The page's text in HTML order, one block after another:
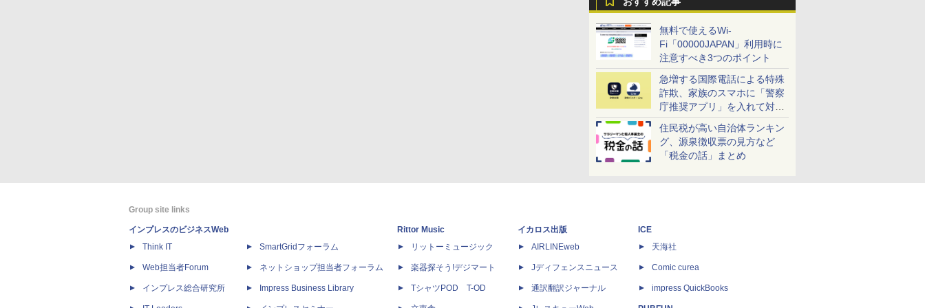
無料で使えるWi-
Fi「00000JAPAN」利用時に
注意すべき3つのポイント
急増する国際電話による特殊
詐欺、家族のスマホに「警察
庁推奨アプリ」を入れて対策
しよう！
住民税が高い自治体ランキン
グ、源泉徴収票の見方など
「税金の話」まとめ
Group site links
インプレスのビジネスWeb
Think IT
Web担当者Forum
インプレス総合研究所
SmartGridフォーラム
ネットショップ担当者フォーラム
Impress Business Library
Rittor Music
リットーミュージック
楽器探そう!デジマート
TシャツPOD T-OD
イカロス出版
AIRLINEweb
Jディフェンスニュース
通訳翻訳ジャーナル
ICE
天海社
Comic curea
impress QuickBooks